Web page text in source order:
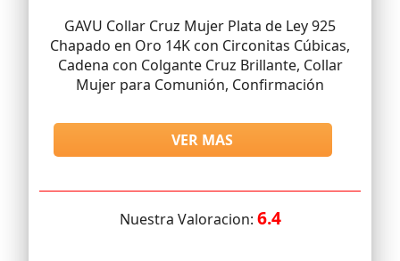
GAVU Collar Cruz Mujer Plata de Ley 925
Chapado en Oro 14K con Circonitas Cúbicas,
Cadena con Colgante Cruz Brillante, Collar
Mujer para Comunión, Confirmación
VER MAS
Nuestra Valoracion: 6.4